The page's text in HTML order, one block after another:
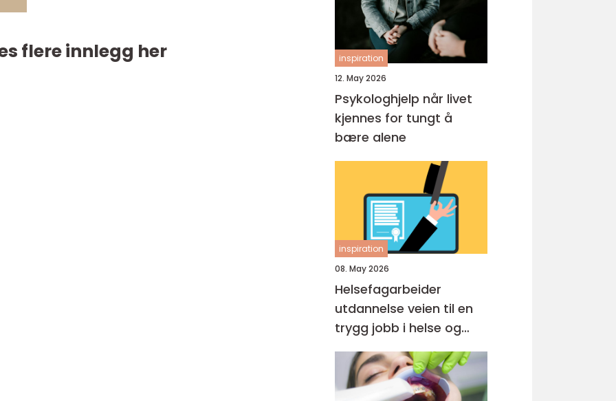
flere innlegg her
inspiration
12. May 2026
Psykologhjelp når livet
kjennes for tungt å
bære alene
inspiration
08. May 2026
Helsefagarbeider
utdannelse veien til en
trygg jobb i helse og
omsorg